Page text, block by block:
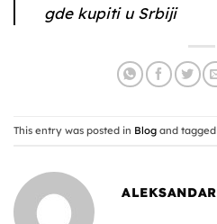
gde kupiti u Srbiji
This entry was posted in Blog and tagged
ALEKSANDAR